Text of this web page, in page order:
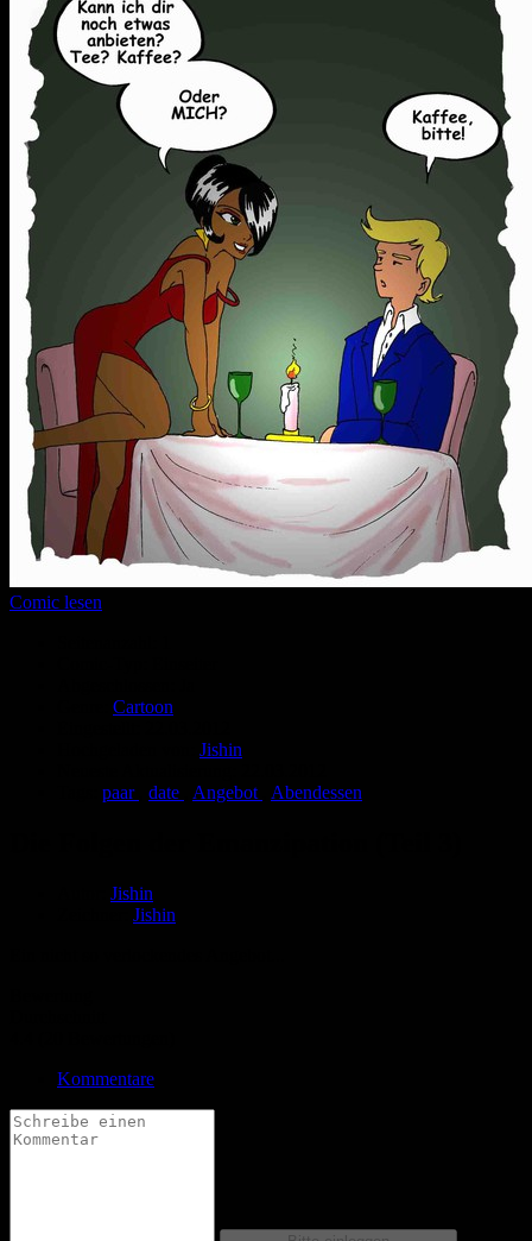
Comic lesen
Cartoon
Jishin
paar date Angebot Abendessen
Jishin
Jishin
Kommentare